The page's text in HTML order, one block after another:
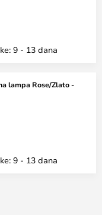
9 - 13 dana
lampa Rose/Zlato -
9 - 13 dana